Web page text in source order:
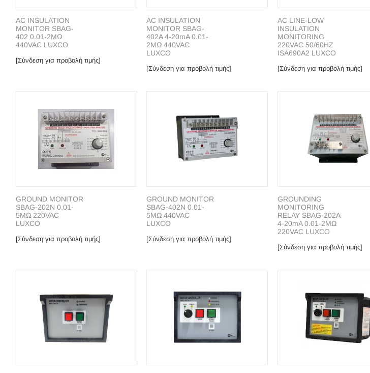
AC INSULΑΤΙΟΝ
MONITOR SBAG-
402 0.01-2MΩ
440VAC LUXCΟ
[Σύνδεση για προβολή τιμής]
AC INSULΑΤΙΟΝ
MONITOR SBAG-
402A 4-20mA 0.01-
2MΩ 440VAC
LUXCΟ
[Σύνδεση για προβολή τιμής]
AC LΙΝΕ-LΟW
INSULATION
MONITORING
220VAC 50/60ΗΖ
ISA690A2 LUXCO
[Σύνδεση για προβολή τιμής]
GROUND MONITOR
SBAG-202N 0.01-
5MΩ 220VAC
LUXCO
[Σύνδεση για προβολή τιμής]
GROUND MONITOR
SBAG-402N 0.01-
5MΩ 440VAC
LUXCO
[Σύνδεση για προβολή τιμής]
GROUNDING
MONITORING
RELAY SBAG-202A
4-20mA 0.01-2MΩ
220VAC LUXCO
[Σύνδεση για προβολή τιμής]